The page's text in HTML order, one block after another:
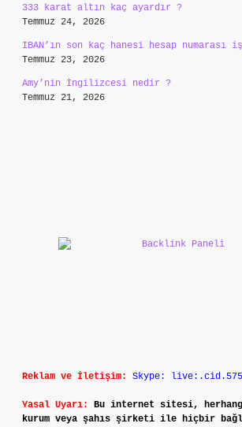
333 karat altın kaç ayardır ?
Temmuz 24, 2026
IBAN’ın son kaç hanesi hesap numarası
Temmuz 23, 2026
Amy’nin İngilizcesi nedir ?
Temmuz 21, 2026
Reklam ve İletişim: Skype:
Yasal Uyarı:
Bu internet sitesi,
kurum veya şahıs şirketi ile hiçbir